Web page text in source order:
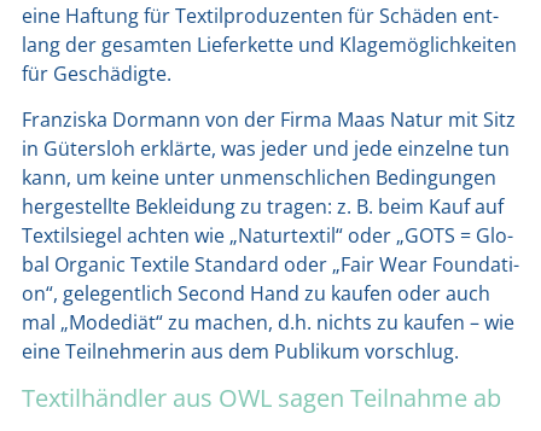
eine Haf­tung für Tex­til­pro­du­zen­ten für Schä­den ent­
lang der gesam­ten Lie­fer­ket­te und Kla­ge­mög­lich­kei­ten
für Geschä­dig­te.
Fran­zis­ka Dor­mann von der Fir­ma Maas Natur mit Sitz
in Güters­loh erklär­te, was jeder und jede ein­zel­ne tun
kann, um kei­ne unter unmensch­li­chen Bedin­gun­gen
her­ge­stell­te Beklei­dung zu tra­gen: z. B. beim Kauf auf
Tex­til­sie­gel ach­ten wie „Natur­tex­til“ oder „GOTS = Glo­
bal Orga­nic Tex­ti­le Stan­dard oder „Fair Wear Foun­da­ti­
on“, gele­gent­lich Second Hand zu kau­fen oder auch
mal „Mode­di­ät“ zu machen, d.h. nichts zu kau­fen – wie
eine Teil­neh­me­rin aus dem Publi­kum vor­schlug.
Textilhändler aus OWL sagen Teilnahme ab